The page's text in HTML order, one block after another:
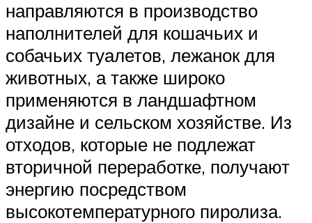
направляются в производство
наполнителей для кошачьих и
собачьих туалетов, лежанок для
животных, а также широко
применяются в ландшафтном
дизайне и сельском хозяйстве. Из
отходов, которые не подлежат
вторичной переработке, получают
энергию посредством
высокотемпературного пиролиза.